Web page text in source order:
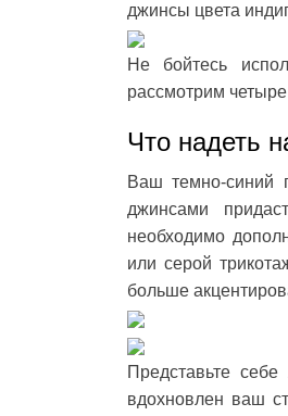
джинсы цвета
Не бойтесь
рассмотрим
Что надеть
Ваш темно-синий
джинсами
необходимо
или серой
больше
Представьте
вдохновлен ваш